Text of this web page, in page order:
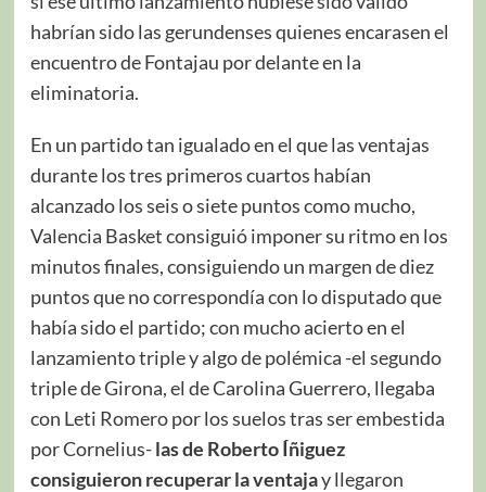
habrían sido las gerundenses quienes encarasen el
encuentro de Fontajau por delante en la
eliminatoria.
En un partido tan igualado en el que las ventajas
durante los tres primeros cuartos habían
alcanzado los seis o siete puntos como mucho,
Valencia Basket consiguió imponer su ritmo en los
minutos finales, consiguiendo un margen de diez
puntos que no correspondía con lo disputado que
había sido el partido; con mucho acierto en el
lanzamiento triple y algo de polémica -el segundo
triple de Girona, el de Carolina Guerrero, llegaba
con Leti Romero por los suelos tras ser embestida
por Cornelius-las de Roberto Íñiguez
consiguieron recuperar la ventajay llegaron